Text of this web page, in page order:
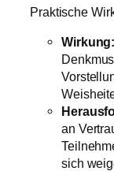
Praktische
Wirkung:
an
sich